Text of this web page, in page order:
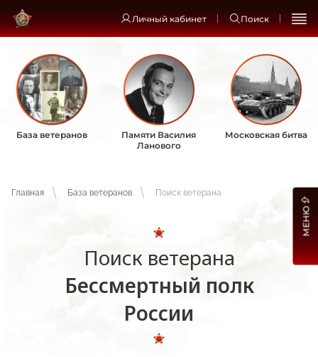
Личный кабинет Поиск
База ветеранов
Памяти Василия
Ланового
Московская битва
Главная База ветеранов Поиск ветерана
Поиск ветерана
Бессмертный полк
России
МЕНЮ